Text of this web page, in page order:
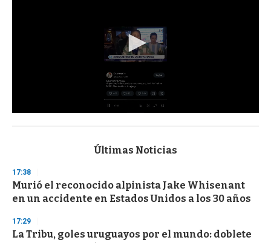
s
d
s
o
f
3
s
Últimas Noticias
17:38
Murió el reconocido alpinista Jake Whisenant
en un accidente en Estados Unidos a los 30 años
17:29
La Tribu, goles uruguayos por el mundo: doblete